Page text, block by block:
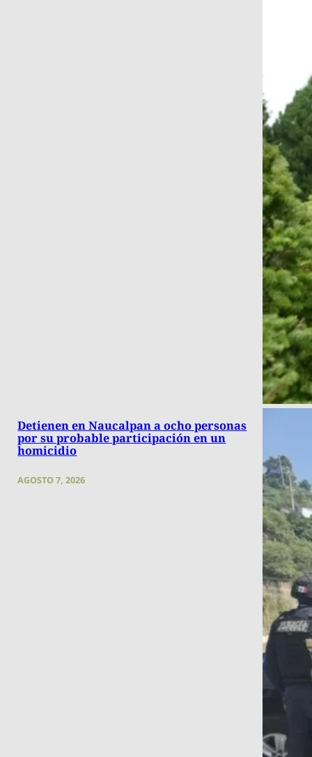
Detienen en Naucalpan a ocho personas
por su probable participación en un
homicidio
AGOSTO 7, 2026